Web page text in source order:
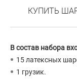
КУПИТЬ
В состав набора
15 латексных
1 грузик.